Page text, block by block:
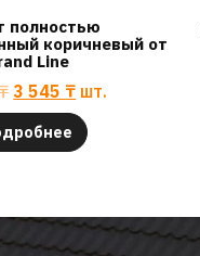
полностью
коричневый от
Line
3 545 ₸ шт.